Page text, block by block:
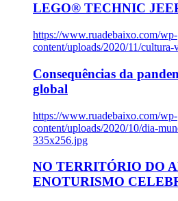
LEGO® TECHNIC
https://www.ruadebaixo.com/wp-
content/uploads/2020/11/
Consequências da
global
https://www.ruadebaixo.com/wp-
content/uploads/2020/10/dia-
335x256.jpg
NO TERRITÓRIO DO
ENOTURISMO